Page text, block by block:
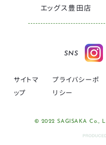
エッグス豊田店
SNS
サイトマ
ップ
プライバシーポ
リシー
© 2022 SAGISAKA Co.,